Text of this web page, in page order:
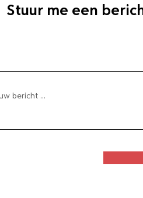
Stuur me een